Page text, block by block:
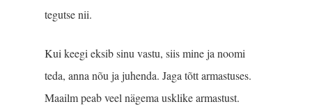
tegutse nii.
Kui keegi eksib sinu vastu, siis mine ja noomi
teda, anna nõu ja juhenda. Jaga tõtt armastuses.
Maailm peab veel nägema usklike armastust.